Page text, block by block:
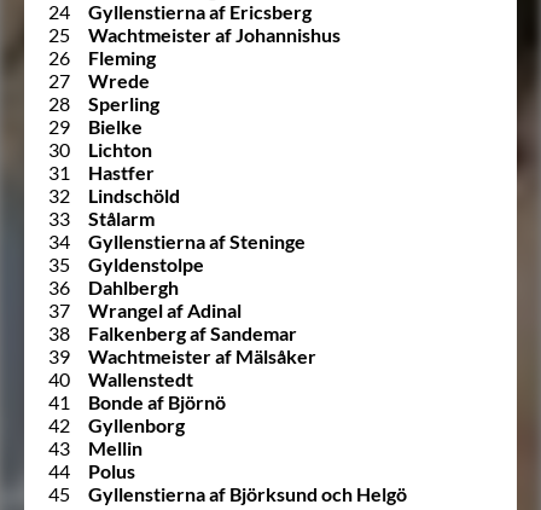
24
Gyllenstierna af Ericsberg
25
Wachtmeister af Johannishus
26
Fleming
27
Wrede
28
Sperling
29
Bielke
30
Lichton
31
Hastfer
32
Lindschöld
33
Stålarm
34
Gyllenstierna af Steninge
35
Gyldenstolpe
36
Dahlbergh
37
Wrangel af Adinal
38
Falkenberg af Sandemar
39
Wachtmeister af Mälsåker
40
Wallenstedt
41
Bonde af Björnö
42
Gyllenborg
43
Mellin
44
Polus
45
Gyllenstierna af Björksund och Helgö